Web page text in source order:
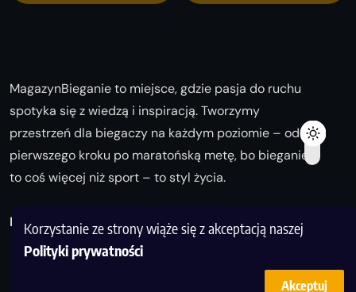
Korzystanie ze strony wiąże się z akceptacją naszej
Polityki prywatności
Akceptuj
MagazynBieganie to miejsce, gdzie pasja do ruchu
spotyka się z wiedzą i inspiracją. Tworzymy
przestrzeń dla biegaczy na każdym poziomie – od
pierwszego kroku po maratońską metę, bo bieganie
to coś więcej niż sport – to styl życia.
Biegaj z nami i odkrywaj swoją najlepszą wersję!